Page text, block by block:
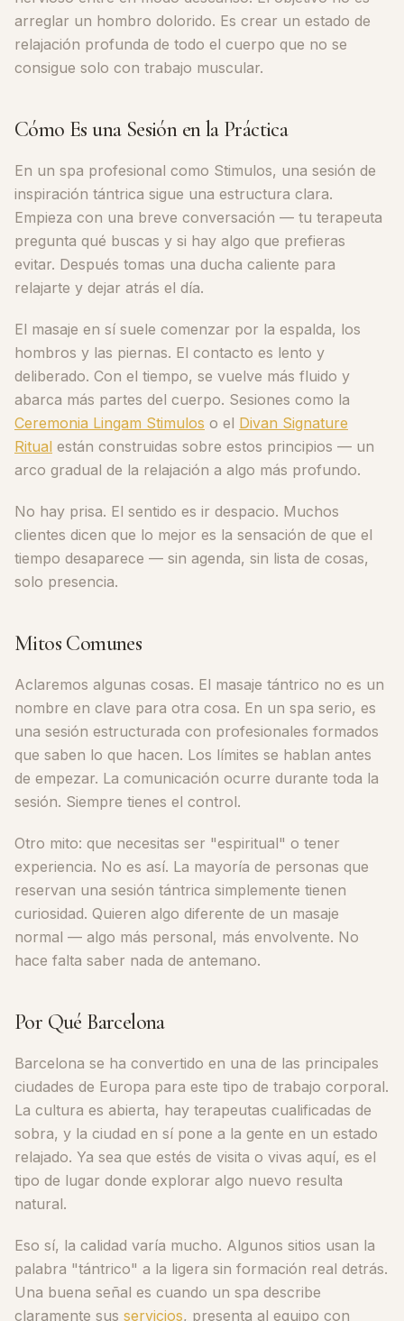
arreglar un hombro dolorido. Es crear un estado de
relajación profunda de todo el cuerpo que no se
consigue solo con trabajo muscular.
Cómo Es una Sesión en la Práctica
En un spa profesional como Stimulos, una sesión de
inspiración tántrica sigue una estructura clara.
Empieza con una breve conversación — tu terapeuta
pregunta qué buscas y si hay algo que prefieras
evitar. Después tomas una ducha caliente para
relajarte y dejar atrás el día.
El masaje en sí suele comenzar por la espalda, los
hombros y las piernas. El contacto es lento y
deliberado. Con el tiempo, se vuelve más fluido y
abarca más partes del cuerpo. Sesiones como la
Ceremonia Lingam Stimulos o el Divan Signature
Ritual están construidas sobre estos principios — un
arco gradual de la relajación a algo más profundo.
No hay prisa. El sentido es ir despacio. Muchos
clientes dicen que lo mejor es la sensación de que el
tiempo desaparece — sin agenda, sin lista de cosas,
solo presencia.
Mitos Comunes
Aclaremos algunas cosas. El masaje tántrico no es un
nombre en clave para otra cosa. En un spa serio, es
una sesión estructurada con profesionales formados
que saben lo que hacen. Los límites se hablan antes
de empezar. La comunicación ocurre durante toda la
sesión. Siempre tienes el control.
Otro mito: que necesitas ser "espiritual" o tener
experiencia. No es así. La mayoría de personas que
reservan una sesión tántrica simplemente tienen
curiosidad. Quieren algo diferente de un masaje
normal — algo más personal, más envolvente. No
hace falta saber nada de antemano.
Por Qué Barcelona
Barcelona se ha convertido en una de las principales
ciudades de Europa para este tipo de trabajo corporal.
La cultura es abierta, hay terapeutas cualificadas de
sobra, y la ciudad en sí pone a la gente en un estado
relajado. Ya sea que estés de visita o vivas aquí, es el
tipo de lugar donde explorar algo nuevo resulta
natural.
Eso sí, la calidad varía mucho. Algunos sitios usan la
palabra "tántrico" a la ligera sin formación real detrás.
Una buena señal es cuando un spa describe
claramente sus servicios, presenta al equipo con